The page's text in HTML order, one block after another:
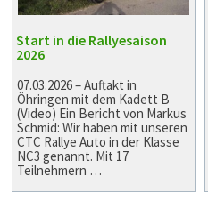
Start in die Rallyesaison
2026
07.03.2026 – Auftakt in
Öhringen mit dem Kadett B
(Video) Ein Bericht von Markus
Schmid: Wir haben mit unseren
CTC Rallye Auto in der Klasse
NC3 genannt. Mit 17
Teilnehmern …